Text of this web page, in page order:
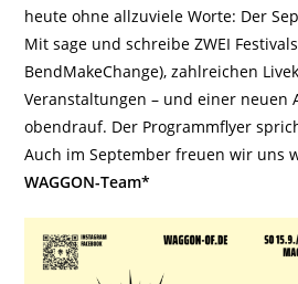
heute ohne allzuviele Worte: Der
Mit sage und schreibe ZWEI Festivals
BendMakeChange), zahlreichen
Veranstaltungen – und einer neuen
obendrauf. Der Programmflyer
Auch im September freuen wir uns
WAGGON-Team*